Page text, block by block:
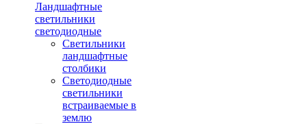
Ландшафтные
светильники
светодиодные
Светильники
ландшафтные
столбики
Светодиодные
светильники
встраиваемые в
землю